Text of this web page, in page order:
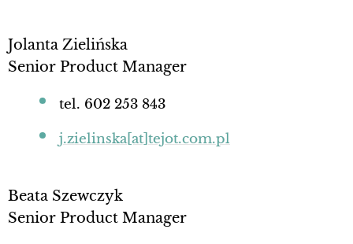
Jolanta Zielińska
Senior Product Manager
tel. 602 253 843
j.zielinska[at]tejot.com.pl
Beata Szewczyk
Senior Product Manager